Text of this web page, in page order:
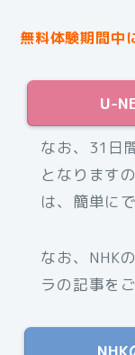
無料体験期間中
U-
なお、31日
となります
は、簡単に
なお、NHK
ラの記事を